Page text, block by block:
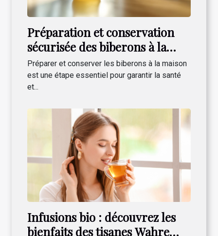
Préparation et conservation
sécurisée des biberons à la
maison
Préparer et conserver les biberons à la maison
est une étape essentiel pour garantir la santé
et...
Infusions bio : découvrez les
bienfaits des tisanes Wahre